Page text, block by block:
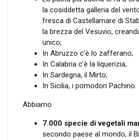
la cosiddetta galleria del
fresca di Castellamare di
la brezza del Vesuvio,
unico;
In Abruzzo c’è lo zafferano;
In Calabria c’è la liquerizia;
In Sardegna, il Mirto;
In Sicilia, i pomodori Pachino.
Abbiamo
7.000 specie di vegetali
secondo paese al mondo, il